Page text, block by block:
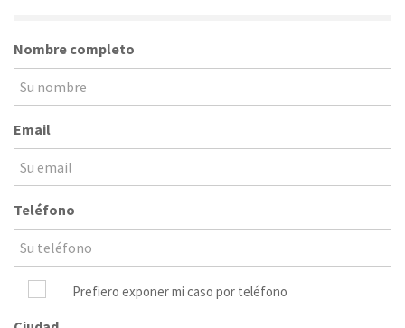
Nombre completo
Email
Teléfono
Prefiero exponer mi caso por teléfono